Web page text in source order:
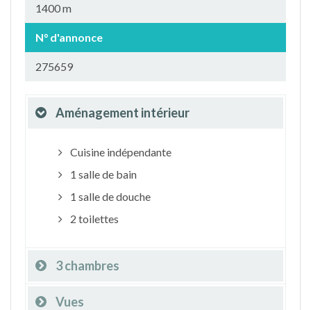
1400 m
N° d'annonce
275659
Aménagement intérieur
Cuisine indépendante
1 salle de bain
1 salle de douche
2 toilettes
3 chambres
Vues